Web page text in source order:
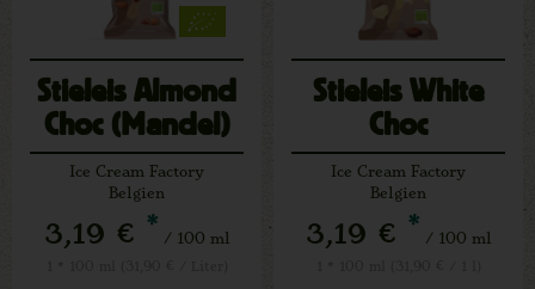
Stieleis Almond
Choc (Mandel)
Ice Cream Factory
Belgien
3,19 € * / 100 ml
Stieleis White
Choc
Ice Cream Factory
Belgien
3,19 € * / 100 ml